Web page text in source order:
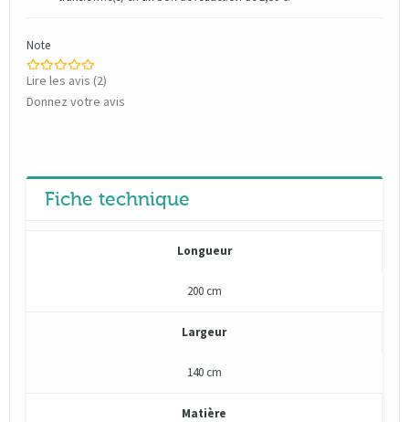
Note
Lire les avis (2)
Donnez votre avis
Fiche technique
Longueur
200 cm
Largeur
140 cm
Matière